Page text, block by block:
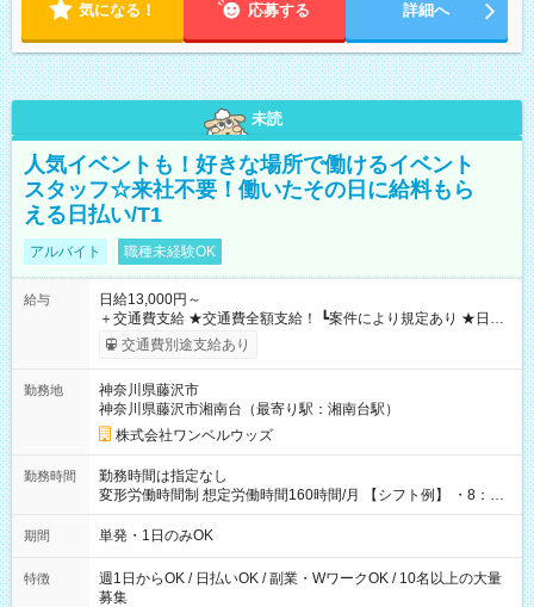
気になる！ 応募する 詳細へ
未読
人気イベントも！好きな場所で働けるイベント
スタッフ☆来社不要！働いたその日に給料もら
える日払い/T1
アルバイト 職種未経験OK
給与
日給13,000円～
＋交通費支給 ★交通費全額支給！ ┗案件により規定あり ★日払
いOK！（規定あり） ┗働いたその日に現金GET♪ お仕事後はコ
ンビニATMから 日払い分を引き落とせます！ 【試用期間】試
交通費別途支給あり
勤務地
神奈川県藤沢市
神奈川県藤沢市湘南台（最寄り駅：湘南台駅）
株式会社ワンベルウッズ
勤務時間
勤務時間は指定なし
変形労働時間制 想定労働時間160時間/月 【シフト例】 ・8：00
～21：00
期間 単発・1日のみOK
特徴
週1日からOK / 日払いOK / 副業・WワークOK / 10名以上の大量
募集